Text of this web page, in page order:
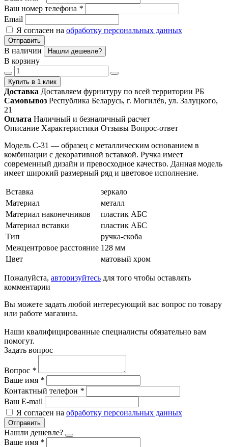
Ваш номер телефона *
Email
Я согласен на обработку персональных данных
Отправить
В наличии Нашли дешевле?
В корзину
Купить в 1 клик
Доставка Доставляем фурнитуру по всей территории РБ
Самовывоз Республика Беларусь, г. Могилёв, ул. Залуцкого,
21
Оплата Наличный и безналичный расчет
Описание Характеристики Отзывы Вопрос-ответ
Модель С-31 — образец с металлическим основанием в
комбинации с декоративной вставкой. Ручка имеет
современный дизайн и превосходное качество. Данная модель
имеет широкий размерный ряд и цветовое исполнение.
Вставка
зеркало
Материал
металл
Материал наконечников
пластик АБС
Материал вставки
пластик АБС
Тип
ручка-скоба
Межцентровое расстояние 128 мм
Цвет
матовый хром
Пожалуйста, авторизуйтесь для того чтобы оставлять
комментарии
Вы можете задать любой интересующий вас вопрос по товару
или работе магазина.
Наши квалифицированные специалисты обязательно вам
помогут.
Задать вопрос
Вопрос *
Ваше имя *
Контактный телефон *
Ваш E-mail
Я согласен на обработку персональных данных
Отправить
Нашли дешевле?
Ваше имя *